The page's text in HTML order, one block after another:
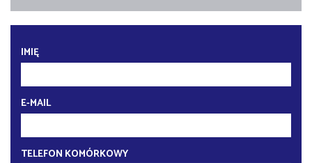
IMIĘ
E-MAIL
TELEFON KOMÓRKOWY